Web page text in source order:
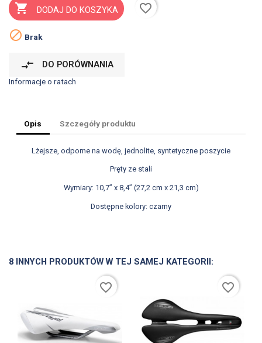
 DODAJ DO KOSZYKA
favorite_border
 Brak
compare_arrows DO PORÓWNANIA
Informacje o ratach
Opis Szczegóły produktu
Lżejsze, odporne na wodę, jednolite, syntetyczne poszycie
Pręty ze stali
Wymiary: 10,7” x 8,4” (27,2 cm x 21,3 cm)
Dostępne kolory: czarny
8 INNYCH PRODUKTÓW W TEJ SAMEJ KATEGORII:
favorite_border favorite_border